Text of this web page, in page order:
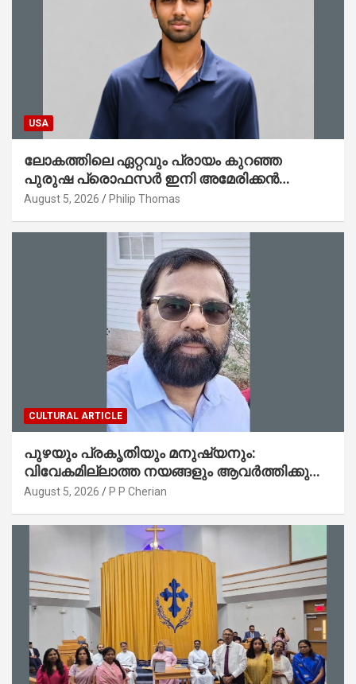
USA
ലോകത്തിലെ ഏറ്റവും പ്രായം കുറഞ്ഞ
പുരുഷ പ്രൊഫസർ ഇനി അമേരിക്കൻ
മലയാളി നേഥൻ തോമസ്
August 5, 2026 Philip Thomas
CULTURAL ARTICLE
പുഴയും പ്രകൃതിയും മനുഷ്യനും:
വിവേകമില്ലാത്ത നയങ്ങളും ആവർത്തിക്കുന്ന
ദുരന്തങ്ങളും : റവ. ജെയിംസ് കെ.
August 5, 2026 P P Cherian